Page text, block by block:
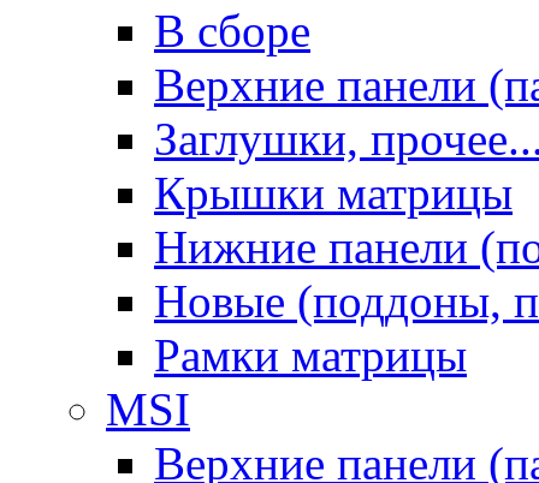
В сборе
Верхние панели
Заглушки,
Крышки матрицы
Нижние панели
Новые (поддоны,
Рамки матрицы
MSI
Верхние панели